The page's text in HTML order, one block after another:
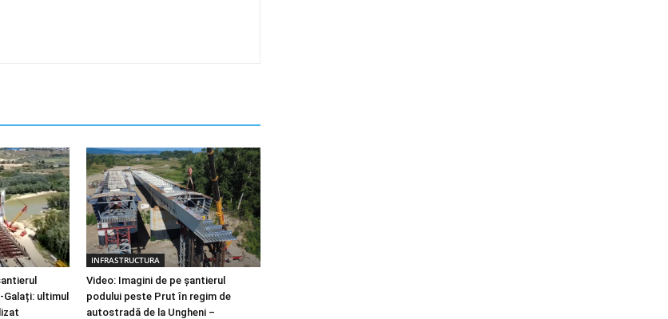
Galați: ultimul
INFRASTRUCTURA
Video: Imagini de pe șantierul
podului peste Prut în regim de
autostradă de la Ungheni –